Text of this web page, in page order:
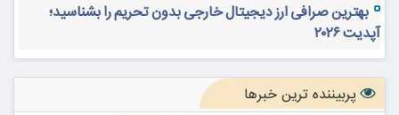
بهترین صرافی ارز دیجیتال خارجی بدون تحریم را بشناسید؛
آپدیت ۲۰۲۶
پربیننده ترین خبرها